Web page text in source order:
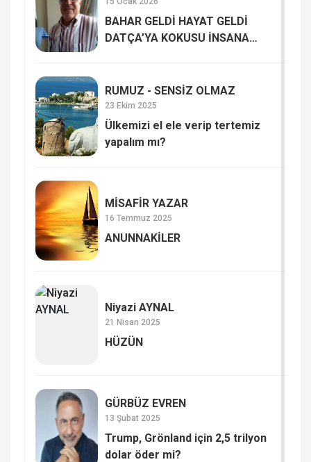
BAHAR GELDİ HAYAT GELDİ
DATÇA’YA KOKUSU İNSANA
RUMUZ - SENSİZ OLMAZ
23 Ekim 2025
Ülkemizi el ele verip tertemiz
yapalım mı?
MİSAFİR YAZAR
16 Temmuz 2025
ANUNNAKİLER
Niyazi AYNAL
21 Nisan 2025
HÜZÜN
GÜRBÜZ EVREN
13 Şubat 2025
Trump, Grönland için 2,5 trilyon
dolar öder mi?